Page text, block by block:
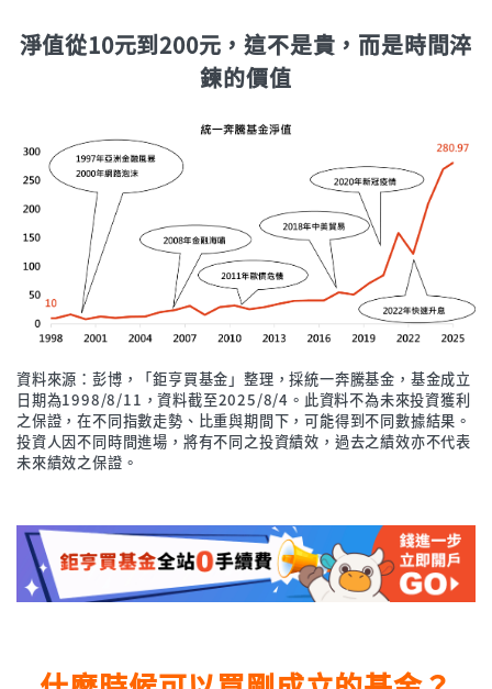
淨值從10元到200元，這不是貴，而是時間淬
鍊的價值
資料來源：彭博，「鉅亨買基金」整理，採統一奔騰基金，基金成立
日期為1998/8/11，資料截至2025/8/4。此資料不為未來投資獲利
之保證，在不同指數走勢、比重與期間下，可能得到不同數據結果。
投資人因不同時間進場，將有不同之投資績效，過去之績效亦不代表
未來績效之保證。